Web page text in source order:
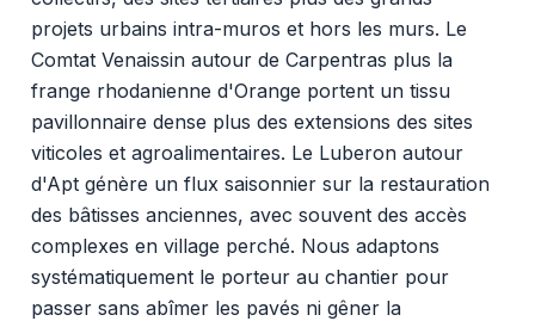
projets urbains intra-muros et hors les murs. Le
Comtat Venaissin autour de Carpentras plus la
frange rhodanienne d'Orange portent un tissu
pavillonnaire dense plus des extensions des sites
viticoles et agroalimentaires. Le Luberon autour
d'Apt génère un flux saisonnier sur la restauration
des bâtisses anciennes, avec souvent des accès
complexes en village perché. Nous adaptons
systématiquement le porteur au chantier pour
passer sans abîmer les pavés ni gêner la